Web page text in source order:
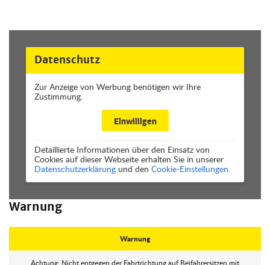
Datenschutz
Zur Anzeige von Werbung benötigen wir Ihre
Zustimmung.
Einwilligen
Detaillierte Informationen über den Einsatz von
Cookies auf dieser Webseite erhalten Sie in unserer
Datenschutzerklärung und den Cookie-Einstellungen.
Warnung
Warnung
Achtung: Nicht entgegen der Fahrtrichtung auf Beifahrersitzen mit